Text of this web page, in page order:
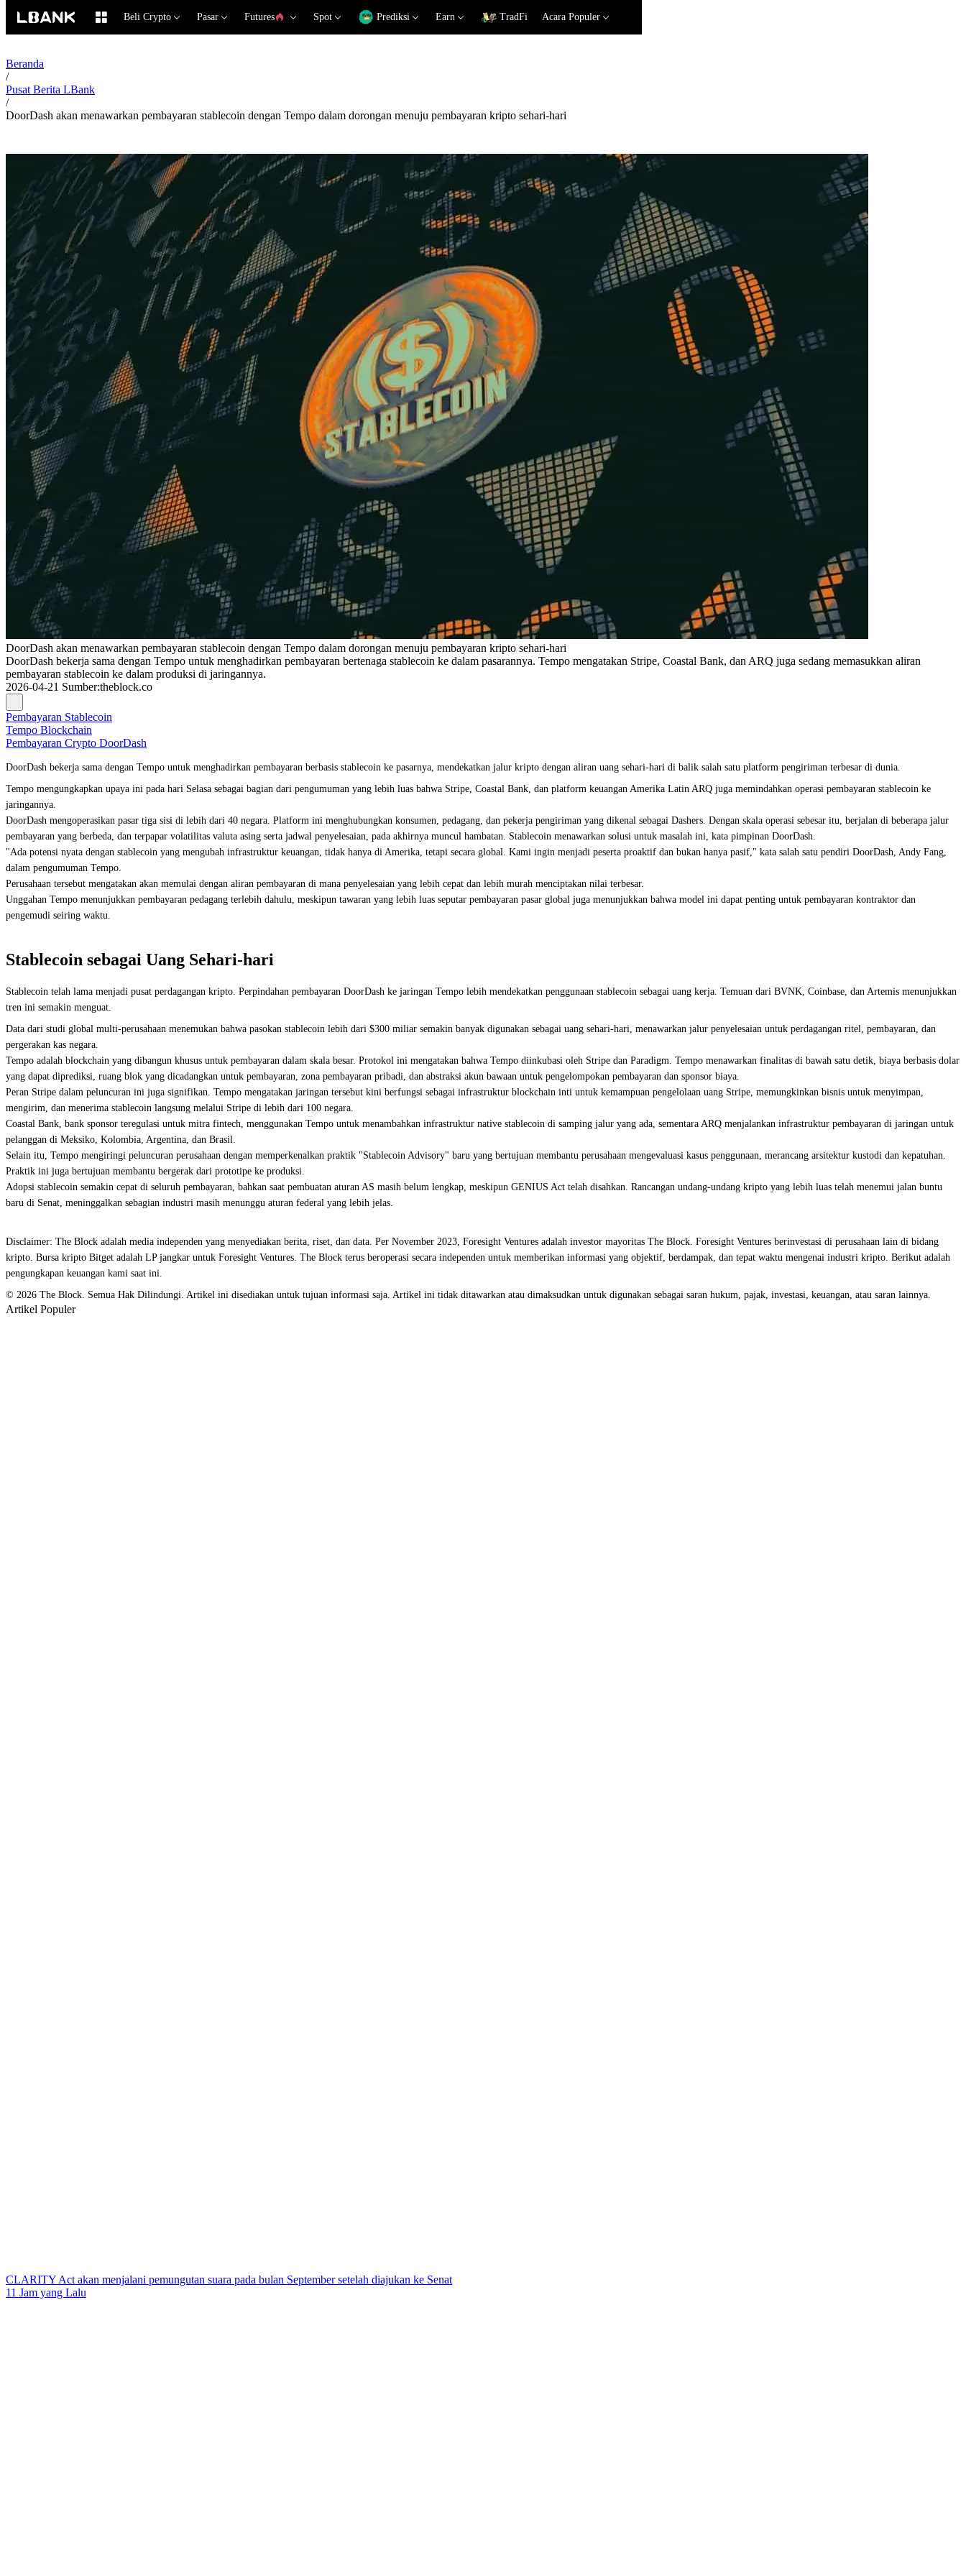
Beli Crypto Pasar Futures Spot Prediksi Earn TradFi Acara Populer
Beranda
/
Pusat Berita LBank
/
DoorDash akan menawarkan pembayaran stablecoin dengan Tempo dalam dorongan menuju pembayaran kripto sehari-hari
DoorDash akan menawarkan pembayaran stablecoin dengan Tempo dalam dorongan menuju pembayaran kripto sehari-hari
DoorDash bekerja sama dengan Tempo untuk menghadirkan pembayaran bertenaga stablecoin ke dalam pasarannya. Tempo mengatakan Stripe, Coastal Bank, dan ARQ juga sedang memasukkan aliran
pembayaran stablecoin ke dalam produksi di jaringannya.
2026-04-21 Sumber:theblock.co
Pembayaran Stablecoin
Tempo Blockchain
Pembayaran Crypto DoorDash
DoorDash bekerja sama dengan Tempo untuk menghadirkan pembayaran berbasis stablecoin ke pasarnya, mendekatkan jalur kripto dengan aliran uang sehari-hari di balik salah satu platform pengiriman terbesar di dunia.
Tempo mengungkapkan upaya ini pada hari Selasa sebagai bagian dari pengumuman yang lebih luas bahwa Stripe, Coastal Bank, dan platform keuangan Amerika Latin ARQ juga memindahkan operasi pembayaran stablecoin ke
jaringannya.
DoorDash mengoperasikan pasar tiga sisi di lebih dari 40 negara. Platform ini menghubungkan konsumen, pedagang, dan pekerja pengiriman yang dikenal sebagai Dashers. Dengan skala operasi sebesar itu, berjalan di beberapa jalur
pembayaran yang berbeda, dan terpapar volatilitas valuta asing serta jadwal penyelesaian, pada akhirnya muncul hambatan. Stablecoin menawarkan solusi untuk masalah ini, kata pimpinan DoorDash.
"Ada potensi nyata dengan stablecoin yang mengubah infrastruktur keuangan, tidak hanya di Amerika, tetapi secara global. Kami ingin menjadi peserta proaktif dan bukan hanya pasif," kata salah satu pendiri DoorDash, Andy Fang,
dalam pengumuman Tempo.
Perusahaan tersebut mengatakan akan memulai dengan aliran pembayaran di mana penyelesaian yang lebih cepat dan lebih murah menciptakan nilai terbesar.
Unggahan Tempo menunjukkan pembayaran pedagang terlebih dahulu, meskipun tawaran yang lebih luas seputar pembayaran pasar global juga menunjukkan bahwa model ini dapat penting untuk pembayaran kontraktor dan
pengemudi seiring waktu.
Stablecoin sebagai Uang Sehari-hari
Stablecoin telah lama menjadi pusat perdagangan kripto. Perpindahan pembayaran DoorDash ke jaringan Tempo lebih mendekatkan penggunaan stablecoin sebagai uang kerja. Temuan dari BVNK, Coinbase, dan Artemis menunjukkan
tren ini semakin menguat.
Data dari studi global multi-perusahaan menemukan bahwa pasokan stablecoin lebih dari $300 miliar semakin banyak digunakan sebagai uang sehari-hari, menawarkan jalur penyelesaian untuk perdagangan ritel, pembayaran, dan
pergerakan kas negara.
Tempo adalah blockchain yang dibangun khusus untuk pembayaran dalam skala besar. Protokol ini mengatakan bahwa Tempo diinkubasi oleh Stripe dan Paradigm. Tempo menawarkan finalitas di bawah satu detik, biaya berbasis dolar
yang dapat diprediksi, ruang blok yang dicadangkan untuk pembayaran, zona pembayaran pribadi, dan abstraksi akun bawaan untuk pengelompokan pembayaran dan sponsor biaya.
Peran Stripe dalam peluncuran ini juga signifikan. Tempo mengatakan jaringan tersebut kini berfungsi sebagai infrastruktur blockchain inti untuk kemampuan pengelolaan uang Stripe, memungkinkan bisnis untuk menyimpan,
mengirim, dan menerima stablecoin langsung melalui Stripe di lebih dari 100 negara.
Coastal Bank, bank sponsor teregulasi untuk mitra fintech, menggunakan Tempo untuk menambahkan infrastruktur native stablecoin di samping jalur yang ada, sementara ARQ menjalankan infrastruktur pembayaran di jaringan untuk
pelanggan di Meksiko, Kolombia, Argentina, dan Brasil.
Selain itu, Tempo mengiringi peluncuran perusahaan dengan memperkenalkan praktik "Stablecoin Advisory" baru yang bertujuan membantu perusahaan mengevaluasi kasus penggunaan, merancang arsitektur kustodi dan kepatuhan.
Praktik ini juga bertujuan membantu bergerak dari prototipe ke produksi.
Adopsi stablecoin semakin cepat di seluruh pembayaran, bahkan saat pembuatan aturan AS masih belum lengkap, meskipun GENIUS Act telah disahkan. Rancangan undang-undang kripto yang lebih luas telah menemui jalan buntu
baru di Senat, meninggalkan sebagian industri masih menunggu aturan federal yang lebih jelas.
Disclaimer: The Block adalah media independen yang menyediakan berita, riset, dan data. Per November 2023, Foresight Ventures adalah investor mayoritas The Block. Foresight Ventures berinvestasi di perusahaan lain di bidang
kripto. Bursa kripto Bitget adalah LP jangkar untuk Foresight Ventures. The Block terus beroperasi secara independen untuk memberikan informasi yang objektif, berdampak, dan tepat waktu mengenai industri kripto. Berikut adalah
pengungkapan keuangan kami saat ini.
© 2026 The Block. Semua Hak Dilindungi. Artikel ini disediakan untuk tujuan informasi saja. Artikel ini tidak ditawarkan atau dimaksudkan untuk digunakan sebagai saran hukum, pajak, investasi, keuangan, atau saran lainnya.
Artikel Populer
CLARITY Act akan menjalani pemungutan suara pada bulan September setelah diajukan ke Senat
11 Jam yang Lalu